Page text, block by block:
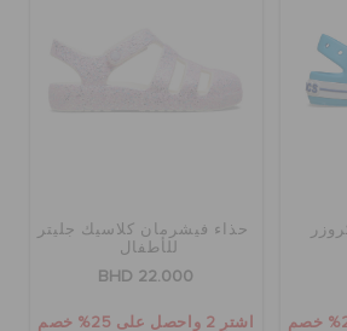
حذاء فيشرمان كلاسيك جليتر
للأطفال
BHD 22.000
اشترِ 2 واحصل على 25% خصم